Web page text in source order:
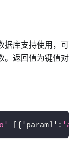
据库支持使用，可
。返回值为键值对
[{ 'param1' :